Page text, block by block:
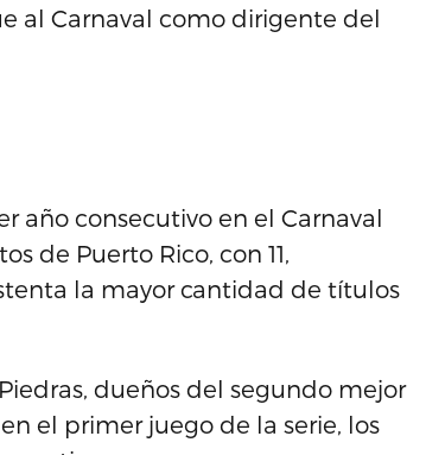
al Carnaval como dirigente del
año consecutivo en el Carnaval
de Puerto Rico, con 11,
la mayor cantidad de títulos
dueños del segundo mejor
el primer juego de la serie, los